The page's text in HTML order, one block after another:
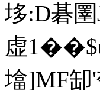
垑:D碁
虚1�
墖]MF缷'